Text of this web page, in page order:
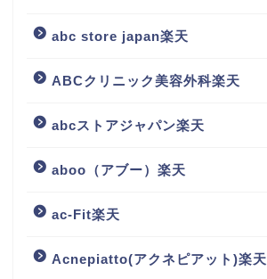
abc store japan楽天
ABCクリニック美容外科楽天
abcストアジャパン楽天
aboo（アブー）楽天
ac-Fit楽天
Acnepiatto(アクネピアット)楽天